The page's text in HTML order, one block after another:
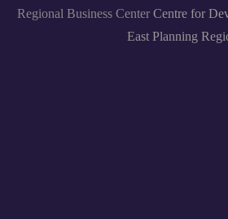
Regional Business Center Centre for
East Planning